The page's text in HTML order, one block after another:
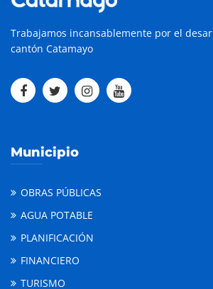
Trabajamos incansablemente por el
cantón Catamayo
Municipio
OBRAS PÚBLICAS
AGUA POTABLE
PLANIFICACIÓN
FINANCIERO
TURISMO